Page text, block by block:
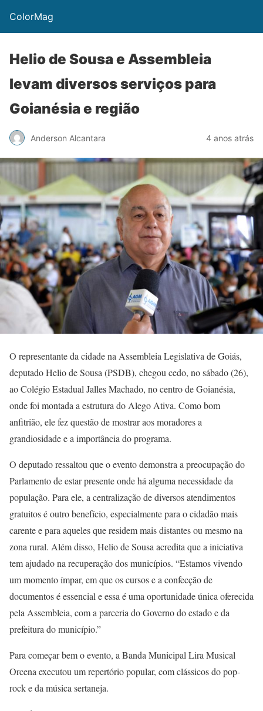
ColorMag
Helio de Sousa e Assembleia
levam diversos serviços para
Goianésia e região
Anderson Alcantara 4 anos atrás
O representante da cidade na Assembleia Legislativa de Goiás,
deputado Helio de Sousa (PSDB), chegou cedo, no sábado (26),
ao Colégio Estadual Jalles Machado, no centro de Goianésia,
onde foi montada a estrutura do Alego Ativa. Como bom
anfitrião, ele fez questão de mostrar aos moradores a
grandiosidade e a importância do programa.
O deputado ressaltou que o evento demonstra a preocupação do
Parlamento de estar presente onde há alguma necessidade da
população. Para ele, a centralização de diversos atendimentos
gratuitos é outro benefício, especialmente para o cidadão mais
carente e para aqueles que residem mais distantes ou mesmo na
zona rural. Além disso, Helio de Sousa acredita que a iniciativa
tem ajudado na recuperação dos municípios. “Estamos vivendo
um momento ímpar, em que os cursos e a confecção de
documentos é essencial e essa é uma oportunidade única oferecida
pela Assembleia, com a parceria do Governo do estado e da
prefeitura do município.”
Para começar bem o evento, a Banda Municipal Lira Musical
Orcena executou um repertório popular, com clássicos do pop-
rock e da música sertaneja.